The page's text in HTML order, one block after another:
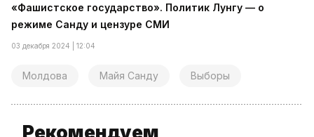
«Фашистское государство». Политик Лунгу — о
режиме Санду и цензуре СМИ
03 декабря 2024 | 12:04
Молдова Майя Санду Выборы
Рекомендуем